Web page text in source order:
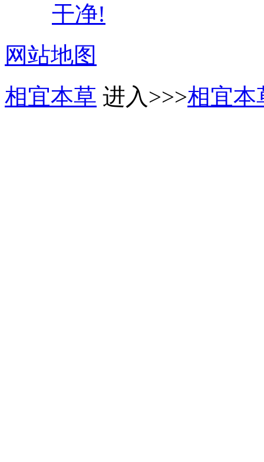
干净!
网站地图
相宜本草 进入>>>相宜本